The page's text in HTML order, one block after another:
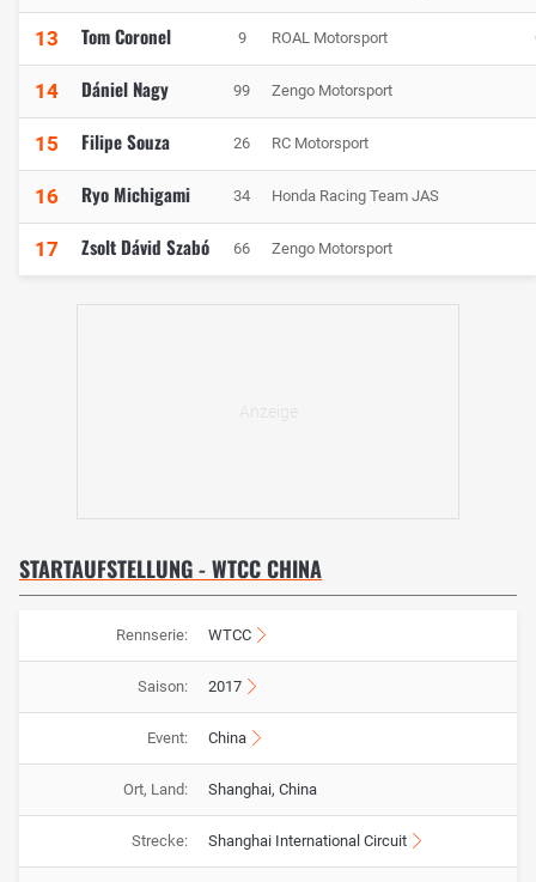
13 Tom Coronel 9 ROAL Motorsport
14 Dániel Nagy 99 Zengo Motorsport
15 Filipe Souza 26 RC Motorsport
16 Ryo Michigami 34 Honda Racing Team JAS
17 Zsolt Dávid Szabó 66 Zengo Motorsport
STARTAUFSTELLUNG - WTCC CHINA
Rennserie: WTCC
Saison: 2017
Event: China
Ort, Land: Shanghai, China
Strecke: Shanghai International Circuit